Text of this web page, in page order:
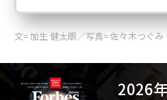
文= 加生 健太朗／写真= 佐々木つぐみ
2026